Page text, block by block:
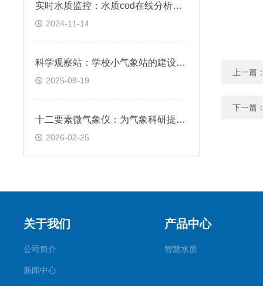
实时水质监控：水质cod在线分析仪的技术革新
2024-11-14
科学观察站：学校小气象站的建设百宝箱
2025-08-19
十二要素微气象仪：为气象科研提供精确数据支撑
2026-02-25
上一篇
下一篇
关于我们
公司简介
新闻中心
产品中心
智慧水质